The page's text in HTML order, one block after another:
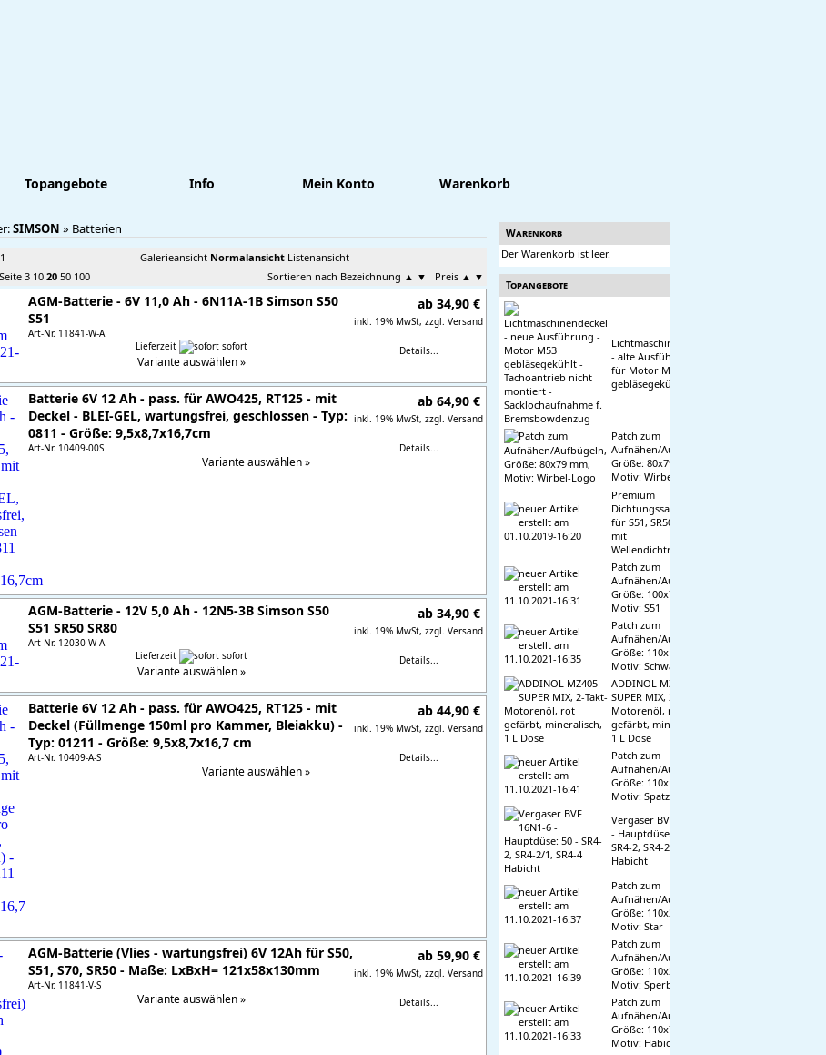
Topangebote Info Mein Konto Warenkorb
SIMSON » Batterien
Galerieansicht Normalansicht Listenansicht
3 10 20 50 100 Sortieren nach Bezeichnung ▲ ▼ Preis ▲ ▼
ab 34,90 €
inkl. 19% MwSt, zzgl. Versand
Details...
AGM-Batterie - 6V 11,0 Ah - 6N11A-1B Simson S50
S51
Art-Nr. 11841-W-A
Lieferzeit
sofort
Variante auswählen »
ab 64,90 €
inkl. 19% MwSt, zzgl. Versand
Details...
Batterie 6V 12 Ah - pass. für AWO425, RT125 - mit
Deckel - BLEI-GEL, wartungsfrei, geschlossen - Typ:
0811 - Größe: 9,5x8,7x16,7cm
Art-Nr. 10409-00S
Variante auswählen »
ab 34,90 €
inkl. 19% MwSt, zzgl. Versand
Details...
AGM-Batterie - 12V 5,0 Ah - 12N5-3B Simson S50
S51 SR50 SR80
Art-Nr. 12030-W-A
Lieferzeit
sofort
Variante auswählen »
ab 44,90 €
inkl. 19% MwSt, zzgl. Versand
Details...
Batterie 6V 12 Ah - pass. für AWO425, RT125 - mit
Deckel (Füllmenge 150ml pro Kammer, Bleiakku) -
Typ: 01211 - Größe: 9,5x8,7x16,7 cm
Art-Nr. 10409-A-S
Variante auswählen »
ab 59,90 €
inkl. 19% MwSt, zzgl. Versand
Details...
AGM-Batterie (Vlies - wartungsfrei) 6V 12Ah für S50,
S51, S70, SR50 - Maße: LxBxH= 121x58x130mm
Art-Nr. 11841-V-S
Variante auswählen »
Warenkorb
Der Warenkorb ist leer.
Topangebote
Lichtmaschinendeckel
- alte Ausführung -
für Motor M53
gebläsegekühlt
Patch zum
Aufnähen/Aufbügeln,
Größe: 80x79 mm,
Motiv: Wirbel-Logo
Premium
Dichtungssatz, kpl.
für S51, SR50, KR51/2
mit
Wellendichtringen
Patch zum
Aufnähen/Aufbügeln,
Größe: 100x76 mm,
Motiv: S51
Patch zum
Aufnähen/Aufbügeln,
Größe: 110x17mm,
Motiv: Schwalbe
ADDINOL MZ405
SUPER MIX, 2-Takt-
Motorenöl, rot
gefärbt, mineralisch,
1 L Dose
Patch zum
Aufnähen/Aufbügeln,
Größe: 110x19 mm,
Motiv: Spatz
Vergaser BVF 16N1-6
- Hauptdüse: 50 -
SR4-2, SR4-2/1, SR4-4
Habicht
Patch zum
Aufnähen/Aufbügeln,
Größe: 110x21 mm,
Motiv: Star
Patch zum
Aufnähen/Aufbügeln,
Größe: 110x27 mm,
Motiv: Sperber
Patch zum
Aufnähen/Aufbügeln,
Größe: 110x75 mm,
Motiv: Habicht